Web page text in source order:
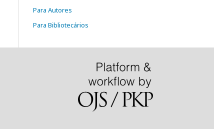
Para Autores
Para Bibliotecários